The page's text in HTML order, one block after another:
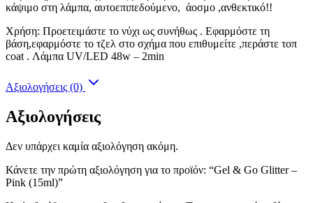
κάψιμο στη λάμπα, αυτοεπιπεδούμενο, άοσμο ,ανθεκτικό!!
Χρήση: Προετειμάστε το νύχι ως συνήθως . Εφαρμόστε τη
βάση,εφαρμόστε το τζελ στο σχήμα που επιθυμείτε ,περάστε τοπ
coat . Λάμπα UV/LED 48w – 2min
Αξιολογήσεις (0)
Αξιολογήσεις
Δεν υπάρχει καμία αξιολόγηση ακόμη.
Κάνετε την πρώτη αξιολόγηση για το προϊόν: “Gel & Go Glitter –
Pink (15ml)”